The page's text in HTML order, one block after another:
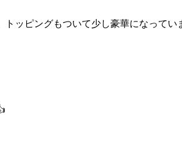
ッピングもついて少し豪華になってい